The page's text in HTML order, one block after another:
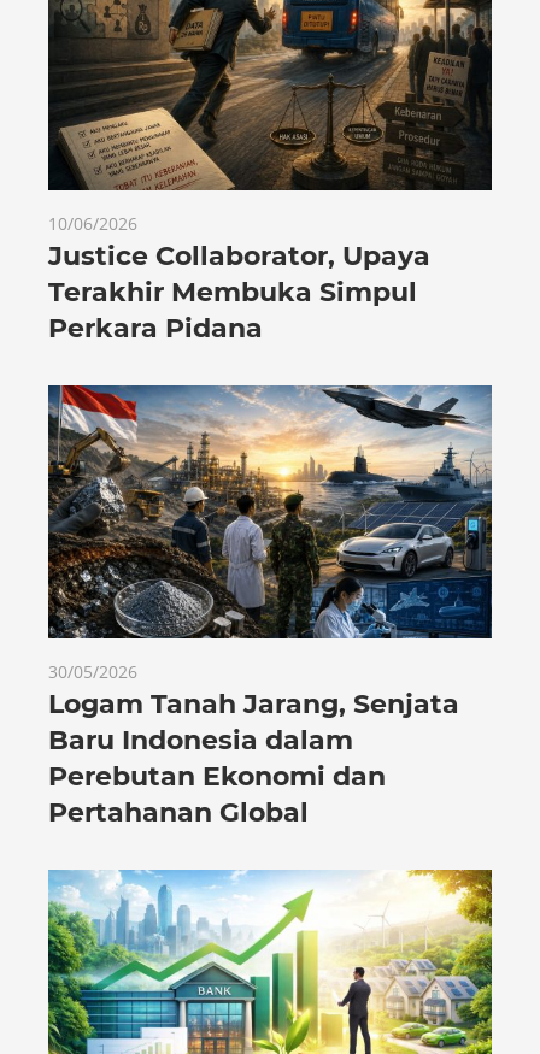
10/06/2026
Justice Collaborator, Upaya
Terakhir Membuka Simpul
Perkara Pidana
30/05/2026
Logam Tanah Jarang, Senjata
Baru Indonesia dalam
Perebutan Ekonomi dan
Pertahanan Global